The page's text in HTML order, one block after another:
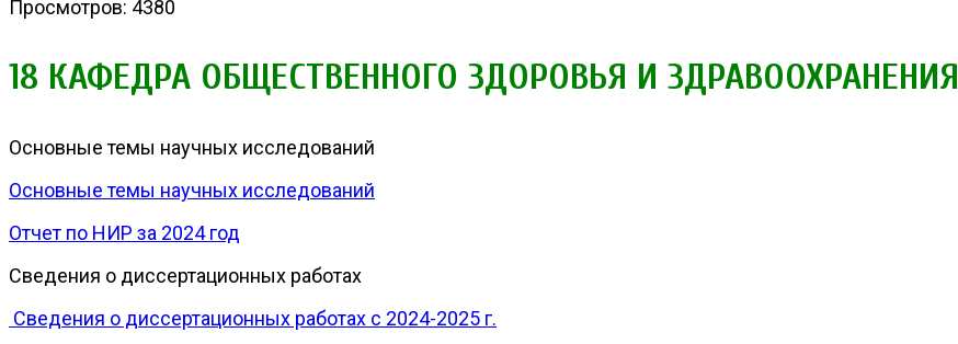
Просмотров: 4380
18 КАФЕДРА ОБЩЕСТВЕННОГО ЗДОРОВЬЯ И ЗДРАВООХРАНЕНИЯ
Основные темы научных исследований
Основные темы научных исследований
Отчет по НИР за 2024 год
Сведения о диссертационных работах
Сведения о диссертационных работах с 2024-2025 г.